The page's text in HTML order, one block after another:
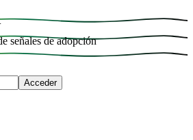
señales de adopción
Acceder